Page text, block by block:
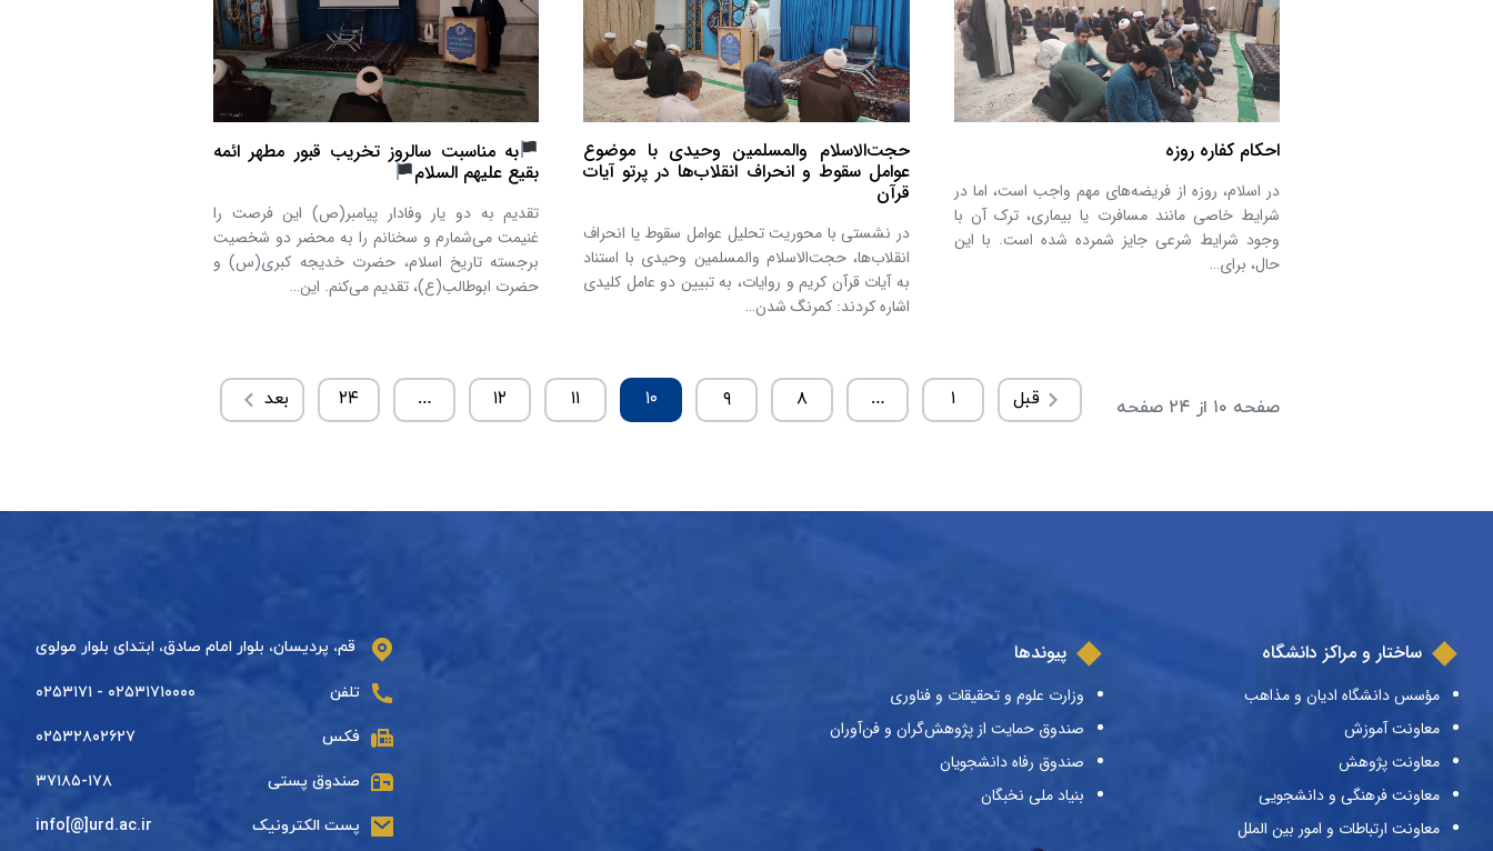
احکام کفاره روزه
در اسلام، روزه از فریضه‌های مهم واجب است، اما در
شرایط خاصی مانند مسافرت یا بیماری، ترک آن با
وجود شرایط شرعی جایز شمرده شده است. با این
حال، برای…
حجت‌الاسلام والمسلمین وحیدی با موضوع
عوامل سقوط و انحراف انقلاب‌ها در پرتو آیات
قرآن
در نشستی با محوریت تحلیل عوامل سقوط یا انحراف
انقلاب‌ها، حجت‌الاسلام والمسلمین وحیدی با استناد
به آیات قرآن کریم و روایات، به تبیین دو عامل کلیدی
اشاره کردند: کمرنگ شدن…
به مناسبت سالروز تخریب قبور مطهر ائمه
بقیع علیهم السلام
تقدیم به دو یار وفادار پیامبر(ص) این فرصت را
غنیمت می‌شمارم و سخنانم را به محضر دو شخصیت
برجسته تاریخ اسلام، حضرت خدیجه کبری(س) و
حضرت ابوطالب(ع)، تقدیم می‌کنم. این…
صفحه ۱۰ از ۲۴ صفحه قبل ۱ … ۸ ۹ ۱۰ ۱۱ ۱۲ … ۲۴ بعد
ساختار و مراکز دانشگاه
مؤسس دانشگاه ادیان و مذاهب
معاونت آموزش
معاونت پژوهش
معاونت فرهنگی و دانشجویی
معاونت ارتباطات و امور بین الملل
پیوندها
وزارت علوم و تحقیقات و فناوری
صندوق حمایت از پژوهش‌گران و فن‌آوران
صندوق رفاه دانشجویان
بنیاد ملی نخبگان
قم، پردیسان، بلوار امام صادق، ابتدای بلوار مولوی
تلفن ۰۲۵۳۱۷۱۰۰۰۰ - ۰۲۵۳۱۷۱
فکس ۰۲۵۳۲۸۰۲۶۲۷
صندوق پستی ۳۷۱۸۵-۱۷۸
پست الکترونیک info[@]urd.ac.ir